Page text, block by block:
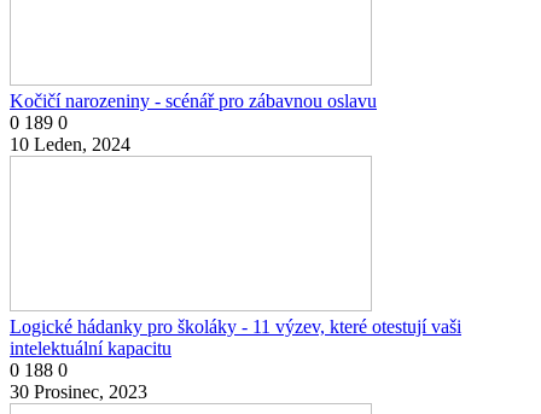
Kočičí narozeniny - scénář pro zábavnou oslavu
0 189 0
10 Leden, 2024
Logické hádanky pro školáky - 11 výzev, které otestují vaši
intelektuální kapacitu
0 188 0
30 Prosinec, 2023